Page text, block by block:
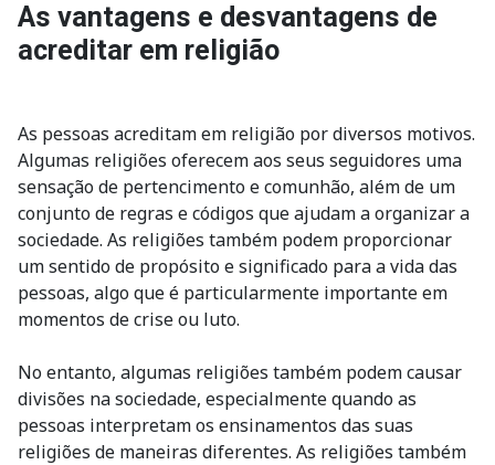
As vantagens e desvantagens de
acreditar em religião
As pessoas acreditam em religião por diversos motivos.
Algumas religiões oferecem aos seus seguidores uma
sensação de pertencimento e comunhão, além de um
conjunto de regras e códigos que ajudam a organizar a
sociedade. As religiões também podem proporcionar
um sentido de propósito e significado para a vida das
pessoas, algo que é particularmente importante em
momentos de crise ou luto.
No entanto, algumas religiões também podem causar
divisões na sociedade, especialmente quando as
pessoas interpretam os ensinamentos das suas
religiões de maneiras diferentes. As religiões também